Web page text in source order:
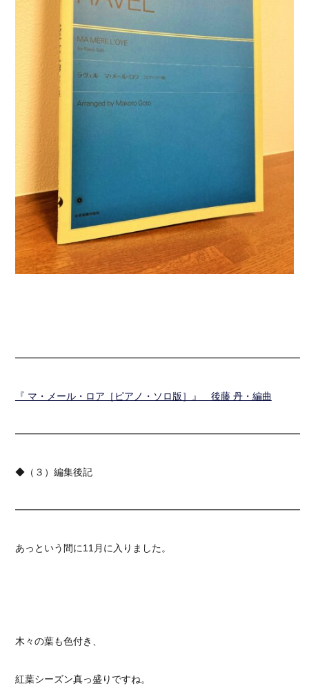
『 マ・メール・ロア［ピアノ・ソロ版］』 後藤 丹・編曲
◆（３）編集後記
あっという間に11月に入りました。
木々の葉も色付き、
紅葉シーズン真っ盛りですね。